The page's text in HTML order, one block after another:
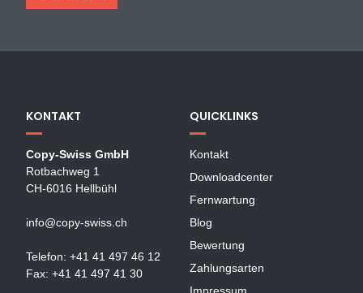
KONTAKT
Copy-Swiss GmbH
Rotbachweg 1
CH-6016 Hellbühl
info@copy-swiss.ch
Telefon: +41 41 497 46 12
Fax: +41 41 497 41 30
QUICKLINKS
Kontakt
Downloadcenter
Fernwartung
Blog
Bewertung
Zahlungsarten